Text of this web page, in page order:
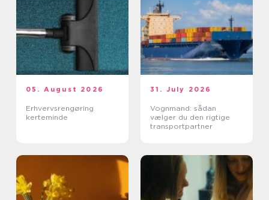
05. August 2026
Erhvervsrengøring
kerteminde
31. July 2026
Vognmand: sådan
vælger du den rigtige
transportpartner